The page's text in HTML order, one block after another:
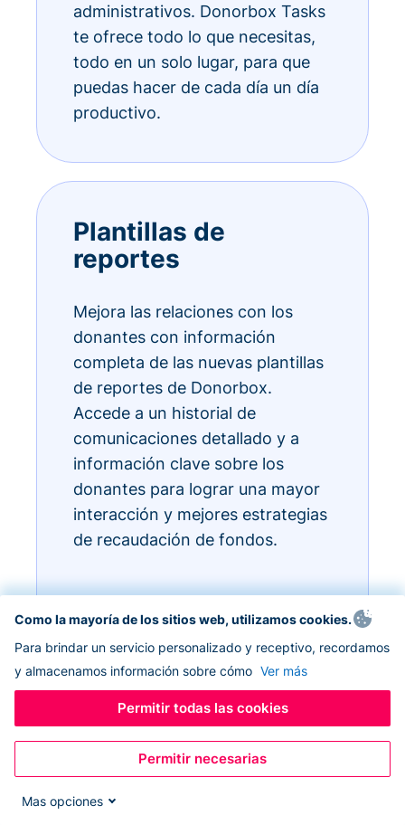
administrativos. Donorbox Tasks
te ofrece todo lo que necesitas,
todo en un solo lugar, para que
puedas hacer de cada día un día
productivo.
Plantillas de
reportes
Mejora las relaciones con los
donantes con información
completa de las nuevas plantillas
de reportes de Donorbox.
Accede a un historial de
comunicaciones detallado y a
información clave sobre los
donantes para lograr una mayor
interacción y mejores estrategias
de recaudación de fondos.
Como la mayoría de los sitios web, utilizamos cookies.
Para brindar un servicio personalizado y receptivo, recordamos
y almacenamos información sobre cómo Ver más
Permitir todas las cookies
Permitir necesarias
Mas opciones